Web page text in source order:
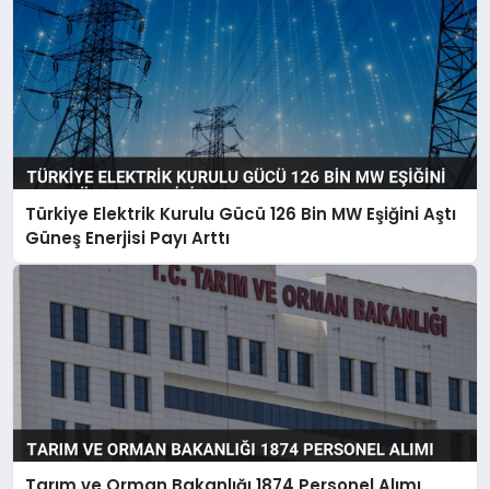
Türkiye Elektrik Kurulu Gücü 126 Bin MW Eşiğini Aştı
Güneş Enerjisi Payı Arttı